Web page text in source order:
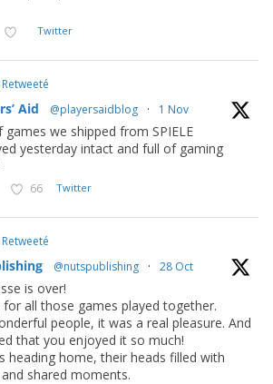
Twitter
Aid @playersaidblog · 1 Nov
games we shipped from SPIELE
yesterday intact and full of gaming
66 Twitter
@nutspublishing · 28 Oct
is over!
for all those games played together.
people, it was a real pleasure. And
that you enjoyed it so much!
heading home, their heads filled with
shared moments.